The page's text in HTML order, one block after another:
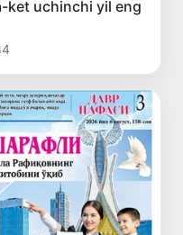
ket uchinchi yil eng